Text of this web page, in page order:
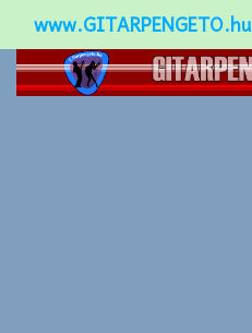
www.GITARPENGETO.hu
Népszerű-